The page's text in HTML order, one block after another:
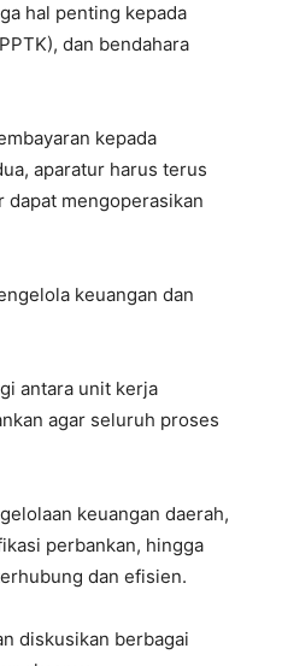
hal penting kepada
dan bendahara
kepada
aparatur harus terus
dapat mengoperasikan
keuangan dan
antara unit kerja
agar seluruh proses
keuangan daerah,
perbankan, hingga
dan efisien.
diskusikan berbagai